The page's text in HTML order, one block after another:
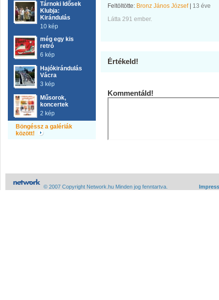
Tárnoki Idősek
Klubja:
Kirándulás
10 kép
még egy kis
retró
6 kép
Hajókirándulás
Vácra
3 kép
Műsorok,
koncertek
2 kép
Böngéssz a galériák
között!
Feltöltötte: Bronz János József| 13 éve
Látta 291 ember.
Értékeld!
Kommentáld!
© 2007 Copyright Network.hu Minden jog fenntartva.